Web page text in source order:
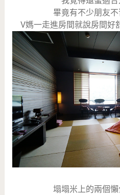
畢竟有不少朋友不
V媽一走進房間就說房間
塌塌米上的兩個懶